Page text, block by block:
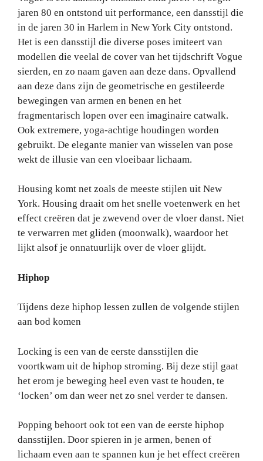
jaren 80 en ontstond uit performance, een dansstijl die
in de jaren 30 in Harlem in New York City ontstond.
Het is een dansstijl die diverse poses imiteert van
modellen die veelal de cover van het tijdschrift Vogue
sierden, en zo naam gaven aan deze dans. Opvallend
aan deze dans zijn de geometrische en gestileerde
bewegingen van armen en benen en het
fragmentarisch lopen over een imaginaire catwalk.
Ook extremere, yoga-achtige houdingen worden
gebruikt. De elegante manier van wisselen van pose
wekt de illusie van een vloeibaar lichaam.
Housing komt net zoals de meeste stijlen uit New
York. Housing draait om het snelle voetenwerk en het
effect creëren dat je zwevend over de vloer danst. Niet
te verwarren met gliden (moonwalk), waardoor het
lijkt alsof je onnatuurlijk over de vloer glijdt.
Hiphop
Tijdens deze hiphop lessen zullen de volgende stijlen
aan bod komen
Locking is een van de eerste dansstijlen die
voortkwam uit de hiphop stroming. Bij deze stijl gaat
het erom je beweging heel even vast te houden, te
‘locken’ om dan weer net zo snel verder te dansen.
Popping behoort ook tot een van de eerste hiphop
dansstijlen. Door spieren in je armen, benen of
lichaam even aan te spannen kun je het effect creëren